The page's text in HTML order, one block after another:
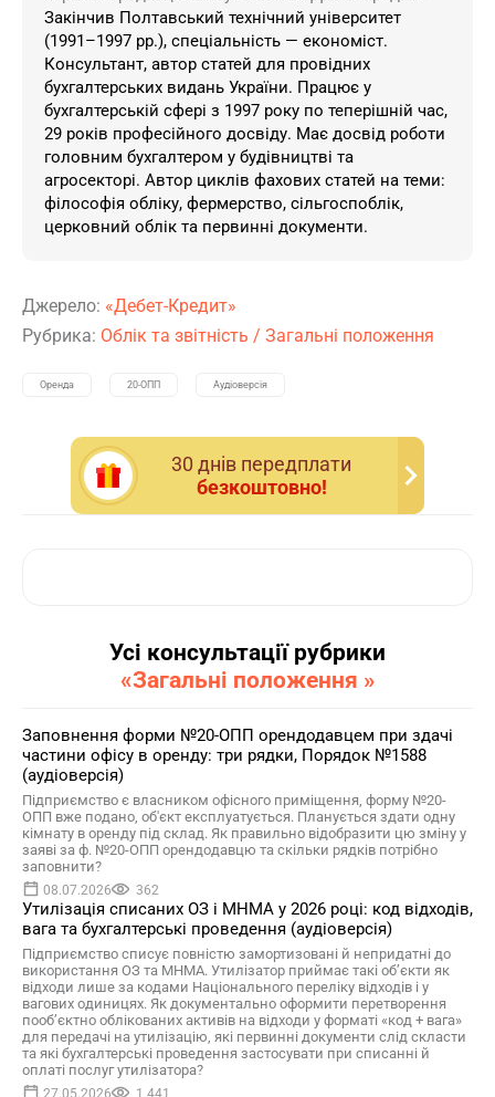
Закінчив Полтавський технічний університет
(1991–1997 рр.), спеціальність — економіст.
Консультант, автор статей для провідних
бухгалтерських видань України. ​Працює у
бухгалтерській сфері з 1997 року по теперішній час,
29 років професійного досвіду. Має досвід роботи
головним бухгалтером у будівництві та
агросекторі. Автор циклів фахових статей на теми:
філософія обліку, фермерство, сільгоспоблік,
церковний облік та первинні документи.
Джерело: «Дебет-Кредит»
Рубрика: Облік та звітність / Загальні положення
Оренда 20-OПП Аудіоверсія
30 днiв передплати
безкоштовно!
Усі консультації рубрики
«Загальні положення »
Заповнення форми №20-ОПП орендодавцем при здачі
частини офісу в оренду: три рядки, Порядок №1588
(аудіоверсія)
Підприємство є власником офісного приміщення, форму №20-
ОПП вже подано, об'єкт експлуатується. Планується здати одну
кімнату в оренду під склад. Як правильно відобразити цю зміну у
заяві за ф. №20-ОПП орендодавцю та скільки рядків потрібно
заповнити?
08.07.2026 362
Утилізація списаних ОЗ і МНМА у 2026 році: код відходів,
вага та бухгалтерські проведення (аудіоверсія)
Підприємство списує повністю замортизовані й непридатні до
використання ОЗ та МНМА. Утилізатор приймає такі об’єкти як
відходи лише за кодами Національного переліку відходів і у
вагових одиницях. Як документально оформити перетворення
пооб’єктно облікованих активів на відходи у форматі «код + вага»
для передачі на утилізацію, які первинні документи слід скласти
та які бухгалтерські проведення застосувати при списанні й
оплаті послуг утилізатора?
27.05.2026 1 441